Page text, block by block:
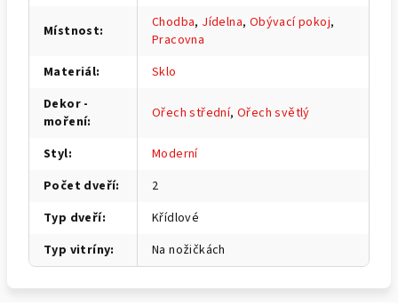
Místnost: Chodba, Jídelna, Obývací pokoj,
Pracovna
Materiál:
Sklo
Dekor -
moření: Ořech střední,Ořech světlý
Styl:
Moderní
Počet dveří:
2
Typ dveří:
Křídlové
Typ vitríny: Na nožičkách